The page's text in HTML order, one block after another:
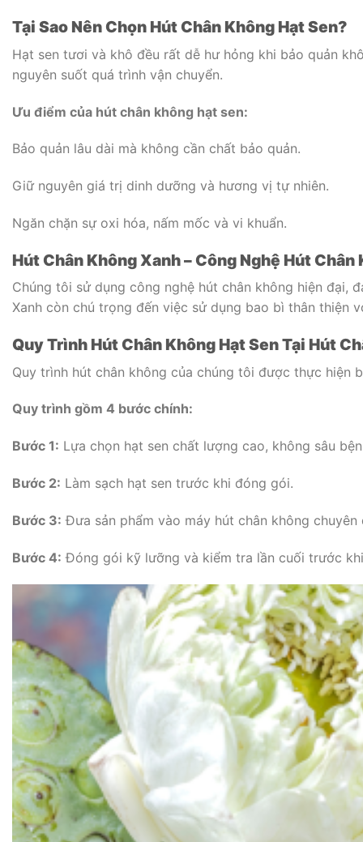
Tại Sao Nên Chọn Hút Chân Không Hạt Sen?
Hạt sen tươi và khô đều rất dễ hư hỏng khi bảo quản
nguyên suốt quá trình vận chuyển.
Ưu điểm của hút chân không hạt sen:
Bảo quản lâu dài mà không cần chất bảo quản.
Giữ nguyên giá trị dinh dưỡng và hương vị tự nhiên.
Ngăn chặn sự oxi hóa, nấm mốc và vi khuẩn.
Hút Chân Không Xanh – Công Nghệ Hút
Chúng tôi sử dụng công nghệ hút chân không hiện đại,
Xanh còn chú trọng đến việc sử dụng bao bì thân thiện
Quy Trình Hút Chân Không Hạt Sen Tại Hút
Quy trình hút chân không của chúng tôi được thực hiện
Quy trình gồm 4 bước chính:
Bước 1: Lựa chọn hạt sen chất lượng cao, không sâu
Bước 2: Làm sạch hạt sen trước khi đóng gói.
Bước 3: Đưa sản phẩm vào máy hút chân không chuyên
Bước 4: Đóng gói kỹ lưỡng và kiểm tra lần cuối trước